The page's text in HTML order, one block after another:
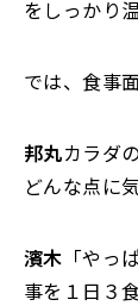
をしっかり
では、食事
邦丸カラダ
どんな点に
濱木 「やっ
事を１日３